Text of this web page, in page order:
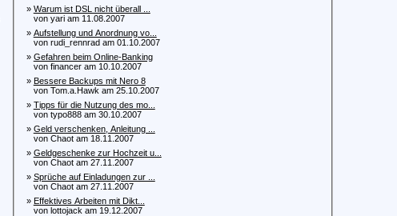
» Warum ist DSL nicht überall ...
von yari am 11.08.2007
» Aufstellung und Anordnung vo...
von rudi_rennrad am 01.10.2007
» Gefahren beim Online-Banking
von financer am 10.10.2007
» Bessere Backups mit Nero 8
von Tom.a.Hawk am 25.10.2007
» Tipps für die Nutzung des mo...
von typo888 am 30.10.2007
» Geld verschenken, Anleitung ...
von Chaot am 18.11.2007
» Geldgeschenke zur Hochzeit u...
von Chaot am 27.11.2007
» Sprüche auf Einladungen zur ...
von Chaot am 27.11.2007
» Effektives Arbeiten mit Dikt...
von lottojack am 19.12.2007